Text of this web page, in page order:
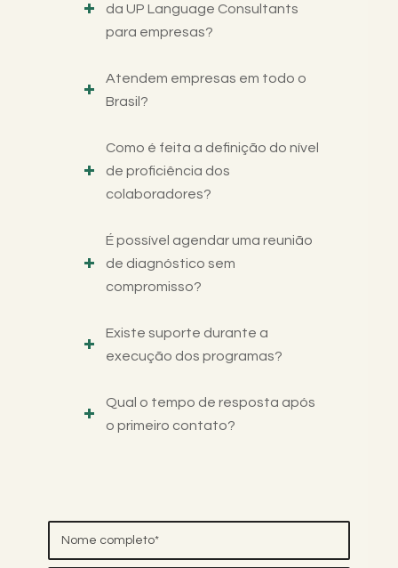
da UP Language Consultants
para empresas?
Atendem empresas em todo o
Brasil?
Como é feita a definição do nível
de proficiência dos
colaboradores?
É possível agendar uma reunião
de diagnóstico sem
compromisso?
Existe suporte durante a
execução dos programas?
Qual o tempo de resposta após
o primeiro contato?